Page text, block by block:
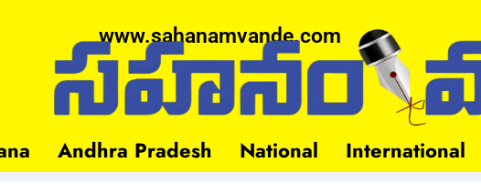
www.sahanamvande.com
Andhra Pradesh National International